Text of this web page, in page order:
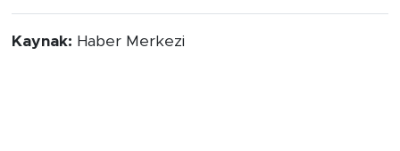
Kaynak: Haber Merkezi